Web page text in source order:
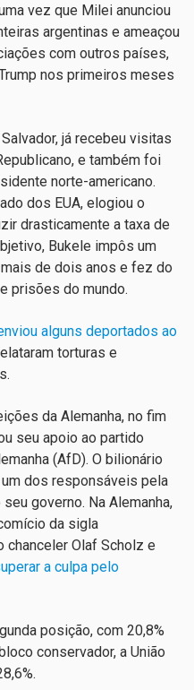
vez que Milei anunciou
argentinas e ameaçou
com outros países,
nos primeiros meses
já recebeu visitas
e também foi
norte-americano.
dos EUA, elogiou o
drasticamente a taxa de
Bukele impôs um
de dois anos e fez do
prisões do mundo.
alguns deportados ao
torturas e
da Alemanha, no fim
seu apoio ao partido
(AfD). O bilionário
dos responsáveis pela
governo. Na Alemanha,
da sigla
chanceler Olaf Scholz e
a culpa pelo
posição, com 20,8%
conservador, a União